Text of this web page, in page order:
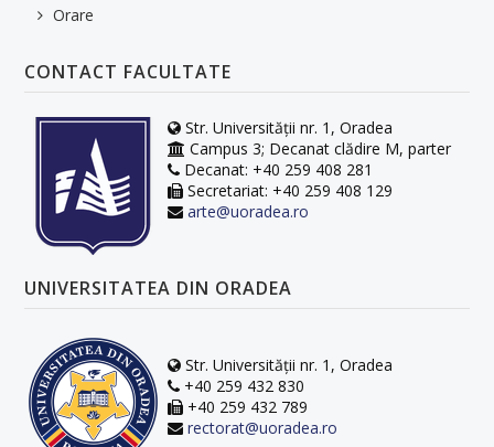
Orare
CONTACT FACULTATE
Str. Universității nr. 1, Oradea
Campus 3; Decanat clădire M, parter
Decanat: +40 259 408 281
Secretariat: +40 259 408 129
arte@uoradea.ro
UNIVERSITATEA DIN ORADEA
Str. Universității nr. 1, Oradea
+40 259 432 830
+40 259 432 789
rectorat@uoradea.ro